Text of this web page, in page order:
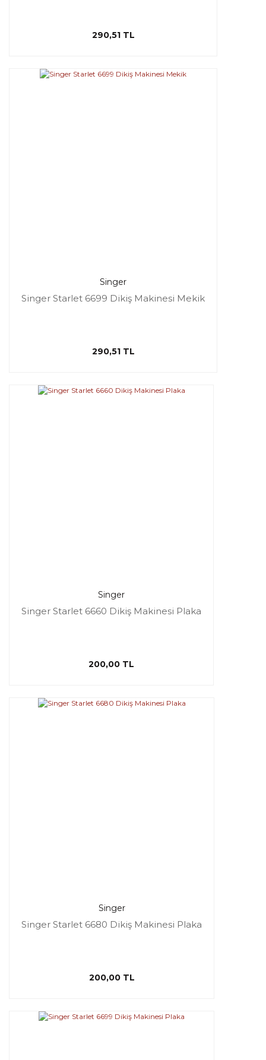
290,51 TL
Singer
Singer Starlet 6699 Dikiş Makinesi Mekik
290,51 TL
Singer
Singer Starlet 6660 Dikiş Makinesi Plaka
200,00 TL
Singer
Singer Starlet 6680 Dikiş Makinesi Plaka
200,00 TL